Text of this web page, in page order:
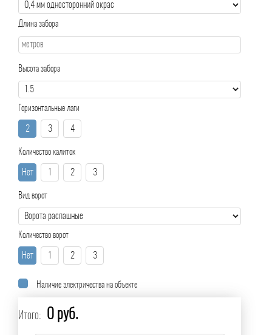
Длина забора
Высота забора
Горизонтальные лаги
2 3 4
Количество калиток
Нет 2 3
Вид ворот
Количество ворот
Нет 2 3
Наличие электричества на объекте
Итого: 0 руб.